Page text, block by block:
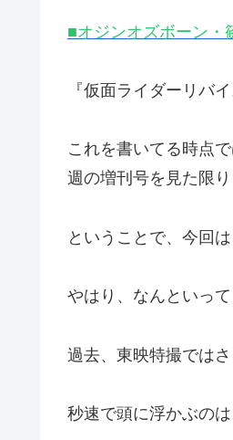
■オジンオズボーン・
『仮面ライダーリバ
これを書いてる時点
週の増刊号を見た限
ということで、今回
やはり、なんといっ
過去、東映特撮では
秒速で頭に浮かぶの